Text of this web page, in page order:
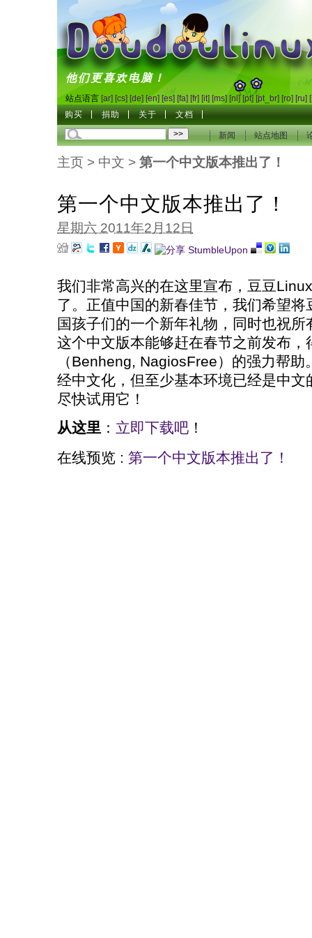
DoudouLinux
他们更喜欢电脑！
站点语言 [ar] [cs] [de] [en] [es] [fa] [fr] [it] [ms] [nl] [pt] [pt_br] [ro] [ru]
购买 捐助 关于 文档
新闻 站点地图
主页 > 中文 > 第一个中文版本推出了！
第一个中文版本推出了！
星期六 2011年2月12日
我们非常高兴的在这里宣布，豆豆
了。正值中国的新春佳节，我们希望
国孩子们的一个新年礼物，同时也祝
这个中文版本能够赶在春节之前发布，
（Benheng, NagiosFree）的强力帮
经中文化，但至少基本环境已经是中
尽快试用它！
从这里 ： 立即下载吧！
在线预览 : 第一个中文版本推出了！